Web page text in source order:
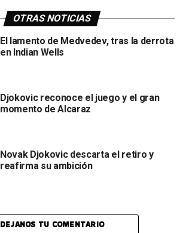
OTRAS NOTICIAS
El lamento de Medvedev, tras la derrota
en Indian Wells
Djokovic reconoce el juego y el gran
momento de Alcaraz
Novak Djokovic descarta el retiro y
reafirma su ambición
DEJANOS TU COMENTARIO